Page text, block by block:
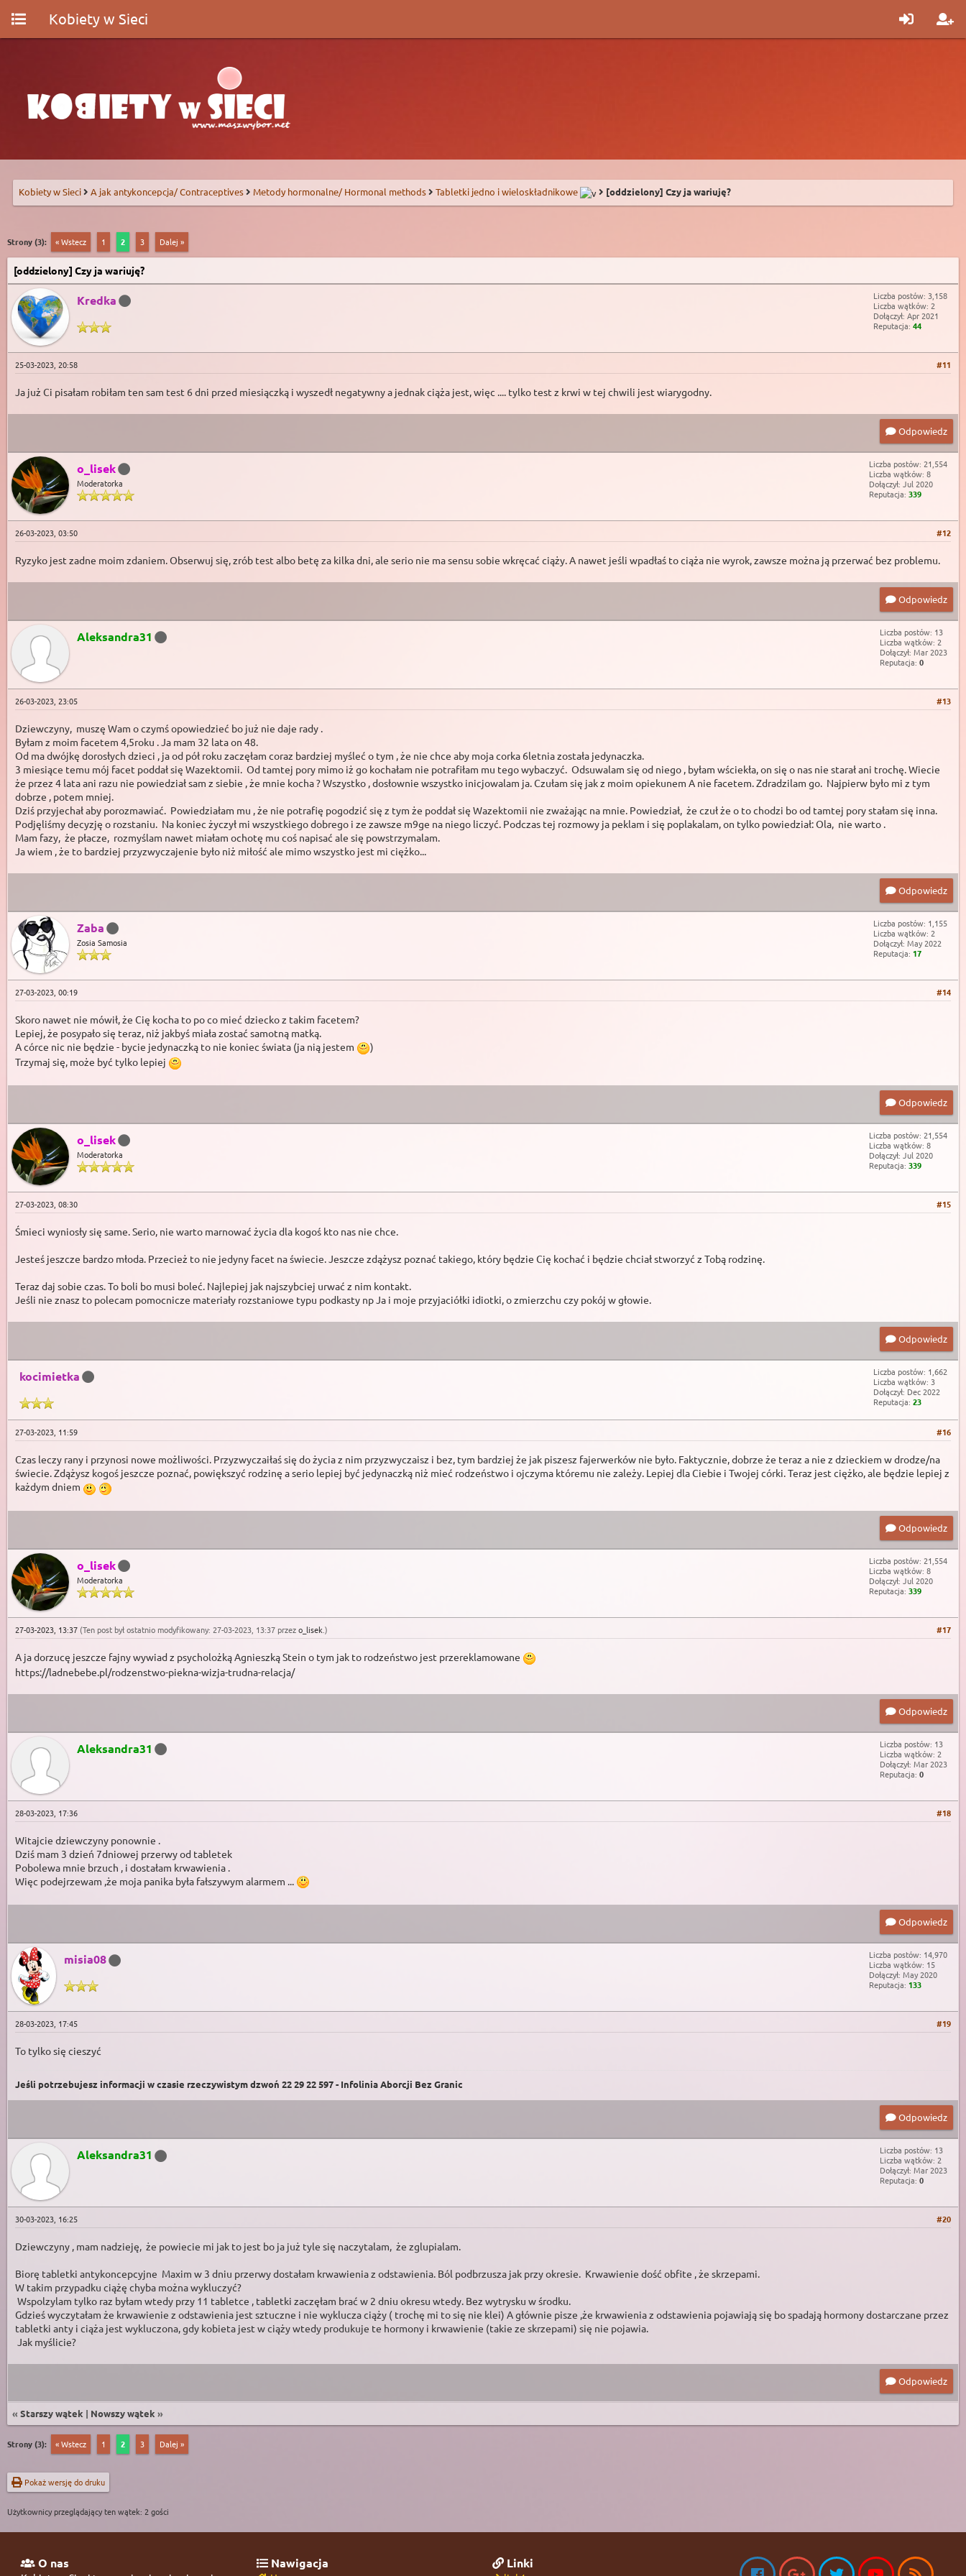
Kobiety w Sieci
Kobiety w Sieci A jak antykoncepcja/ Contraceptives Metody hormonalne/ Hormonal methods Tabletki jedno i wieloskładnikowe [oddzielony] Czy ja wariuję?
Strony (3): « Wstecz 1 2 3 Dalej »
[oddzielony] Czy ja wariuję?
Kredka
Liczba postów: 3,158
Liczba wątków: 2
Dołączył: Apr 2021
Reputacja: 44
#11
25-03-2023, 20:58
Ja już Ci pisałam robiłam ten sam test 6 dni przed miesiączką i wyszedł negatywny a jednak ciąża jest, więc .... tylko test z krwi w tej chwili jest wiarygodny.
Odpowiedz
o_lisek
Moderatorka
Liczba postów: 21,554
Liczba wątków: 8
Dołączył: Jul 2020
Reputacja: 339
#12
26-03-2023, 03:50
Ryzyko jest zadne moim zdaniem. Obserwuj się, zrób test albo betę za kilka dni, ale serio nie ma sensu sobie wkręcać ciąży. A nawet jeśli wpadłaś to ciąża nie wyrok, zawsze można ją przerwać bez problemu.
Odpowiedz
Aleksandra31
Liczba postów: 13
Liczba wątków: 2
Dołączył: Mar 2023
Reputacja: 0
#13
26-03-2023, 23:05
Dziewczyny, muszę Wam o czymś opowiedzieć bo już nie daje rady .
Byłam z moim facetem 4,5roku . Ja mam 32 lata on 48.
Od ma dwójkę dorosłych dzieci , ja od pół roku zaczęłam coraz bardziej myśleć o tym , że nie chce aby moja corka 6letnia została jedynaczka.
3 miesiące temu mój facet poddał się Wazektomii. Od tamtej pory mimo iż go kochałam nie potrafiłam mu tego wybaczyć. Odsuwalam się od niego , byłam wściekła, on się o nas nie starał ani trochę. Wiecie
że przez 4 lata ani razu nie powiedział sam z siebie , że mnie kocha ? Wszystko , dosłownie wszystko inicjowalam ja. Czułam się jak z moim opiekunem A nie facetem. Zdradzilam go. Najpierw było mi z tym
dobrze , potem mniej.
Dziś przyjechał aby porozmawiać. Powiedziałam mu , że nie potrafię pogodzić się z tym że poddał się Wazektomii nie zważając na mnie. Powiedział, że czuł że o to chodzi bo od tamtej pory stałam się inna.
Podjęliśmy decyzję o rozstaniu. Na koniec życzył mi wszystkiego dobrego i ze zawsze m9ge na niego liczyć. Podczas tej rozmowy ja peklam i się poplakalam, on tylko powiedział: Ola, nie warto .
Mam fazy, że płacze, rozmyślam nawet miałam ochotę mu coś napisać ale się powstrzymalam.
Ja wiem , że to bardziej przyzwyczajenie było niż miłość ale mimo wszystko jest mi ciężko...
Odpowiedz
Zaba
Zosia Samosia
Liczba postów: 1,155
Liczba wątków: 2
Dołączył: May 2022
Reputacja: 17
#14
27-03-2023, 00:19
Skoro nawet nie mówił, że Cię kocha to po co mieć dziecko z takim facetem?
Lepiej, że posypało się teraz, niż jakbyś miała zostać samotną matką.
A córce nic nie będzie - bycie jedynaczką to nie koniec świata (ja nią jestem
)
Trzymaj się, może być tylko lepiej
Odpowiedz
o_lisek
Moderatorka
Liczba postów: 21,554
Liczba wątków: 8
Dołączył: Jul 2020
Reputacja: 339
#15
27-03-2023, 08:30
Śmieci wyniosły się same. Serio, nie warto marnować życia dla kogoś kto nas nie chce.
Jesteś jeszcze bardzo młoda. Przecież to nie jedyny facet na świecie. Jeszcze zdążysz poznać takiego, który będzie Cię kochać i będzie chciał stworzyć z Tobą rodzinę.
Teraz daj sobie czas. To boli bo musi boleć. Najlepiej jak najszybciej urwać z nim kontakt.
Jeśli nie znasz to polecam pomocnicze materiały rozstaniowe typu podkasty np Ja i moje przyjaciółki idiotki, o zmierzchu czy pokój w głowie.
Odpowiedz
kocimietka
Liczba postów: 1,662
Liczba wątków: 3
Dołączył: Dec 2022
Reputacja: 23
#16
27-03-2023, 11:59
Czas leczy rany i przynosi nowe możliwości. Przyzwyczaiłaś się do życia z nim przyzwyczaisz i bez, tym bardziej że jak piszesz fajerwerków nie było. Faktycznie, dobrze że teraz a nie z dzieckiem w drodze/na
świecie. Zdążysz kogoś jeszcze poznać, powiększyć rodzinę a serio lepiej być jedynaczką niż mieć rodzeństwo i ojczyma któremu nie zależy. Lepiej dla Ciebie i Twojej córki. Teraz jest ciężko, ale będzie lepiej z
każdym dniem
Odpowiedz
o_lisek
Moderatorka
Liczba postów: 21,554
Liczba wątków: 8
Dołączył: Jul 2020
Reputacja: 339
#17
27-03-2023, 13:37 (Ten post był ostatnio modyfikowany: 27-03-2023, 13:37 przezo_lisek .)
A ja dorzucę jeszcze fajny wywiad z psycholożką Agnieszką Stein o tym jak to rodzeństwo jest przereklamowane
https://ladnebebe.pl/rodzenstwo-piekna-wizja-trudna-relacja/
Odpowiedz
Aleksandra31
Liczba postów: 13
Liczba wątków: 2
Dołączył: Mar 2023
Reputacja: 0
#18
28-03-2023, 17:36
Witajcie dziewczyny ponownie .
Dziś mam 3 dzień 7dniowej przerwy od tabletek
Pobolewa mnie brzuch , i dostałam krwawienia .
Więc podejrzewam ,że moja panika była fałszywym alarmem ...
Odpowiedz
misia08
Liczba postów: 14,970
Liczba wątków: 15
Dołączył: May 2020
Reputacja: 133
#19
28-03-2023, 17:45
To tylko się cieszyć
Jeśli potrzebujesz informacji w czasie rzeczywistym dzwoń 22 29 22 597 - Infolinia Aborcji Bez Granic
Odpowiedz
Aleksandra31
Liczba postów: 13
Liczba wątków: 2
Dołączył: Mar 2023
Reputacja: 0
#20
30-03-2023, 16:25
Dziewczyny , mam nadzieję, że powiecie mi jak to jest bo ja już tyle się naczytalam, że zglupialam.
Biorę tabletki antykoncepcyjne Maxim w 3 dniu przerwy dostałam krwawienia z odstawienia. Ból podbrzusza jak przy okresie. Krwawienie dość obfite , że skrzepami.
W takim przypadku ciążę chyba można wykluczyć?
Wspolzylam tylko raz byłam wtedy przy 11 tabletce , tabletki zaczęłam brać w 2 dniu okresu wtedy. Bez wytrysku w środku.
Gdzieś wyczytałam że krwawienie z odstawienia jest sztuczne i nie wyklucza ciąży ( trochę mi to się nie klei) A głównie pisze ,że krwawienia z odstawienia pojawiają się bo spadają hormony dostarczane przez
tabletki anty i ciąża jest wykluczona, gdy kobieta jest w ciąży wtedy produkuje te hormony i krwawienie (takie ze skrzepami) się nie pojawia.
Jak myślicie?
Odpowiedz
« Starszy wątek | Nowszy wątek »
Strony (3): « Wstecz 1 2 3 Dalej »
Pokaż wersję do druku
Użytkownicy przeglądający ten wątek: 2 gości
O nas Nawigacja Linki